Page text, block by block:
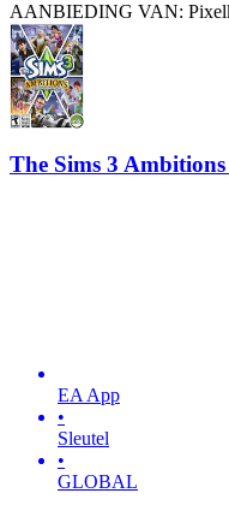
AANBIEDING VAN:
The Sims 3
EA App
•
Sleutel
•
GLOBAL